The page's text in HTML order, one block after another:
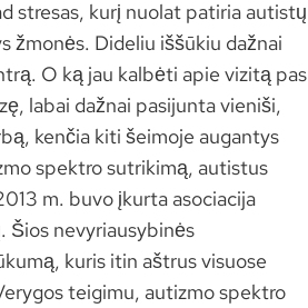
stresas, kurį nuolat patiria autistų
žmonės. Dideliu iššūkiu dažnai
O ką jau kalbėti apie vizitą pas
labai dažnai pasijunta vieniši,
kenčia kiti šeimoje augantys
spektro sutrikimą, autistus
m. buvo įkurta asociacija
Šios nevyriausybinės
kuris itin aštrus visuose
teigimu, autizmo spektro